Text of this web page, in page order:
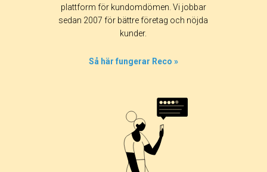
365 dagar 90 dagar
30 dagar
plattform för kundomdömen. Vi jobbar
sedan 2007 för bättre företag och nöjda
kunder.
Så här fungerar Reco »